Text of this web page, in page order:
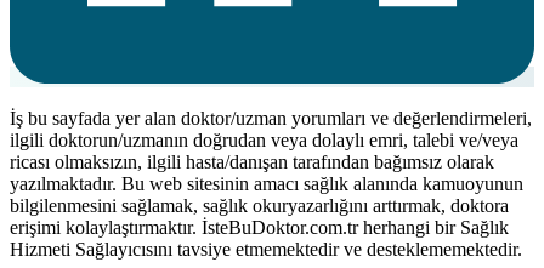
İş bu sayfada yer alan doktor/uzman yorumları ve değerlendirmeleri,
ilgili doktorun/uzmanın doğrudan veya dolaylı emri, talebi ve/veya
ricası olmaksızın, ilgili hasta/danışan tarafından bağımsız olarak
yazılmaktadır. Bu web sitesinin amacı sağlık alanında kamuoyunun
bilgilenmesini sağlamak, sağlık okuryazarlığını arttırmak, doktora
erişimi kolaylaştırmaktır. İsteBuDoktor.com.tr herhangi bir Sağlık
Hizmeti Sağlayıcısını tavsiye etmemektedir ve desteklememektedir.